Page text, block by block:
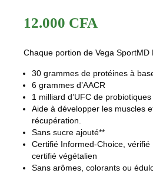
12.000 CFA
Chaque portion de Vega SportMD
30 grammes de protéines à
6 grammes d’AACR
1 milliard d’UFC de
Aide à développer les muscles
récupération.
Sans sucre ajouté**
Certifié Informed-Choice, vérifié
certifié végétalien
Sans arômes, colorants ou